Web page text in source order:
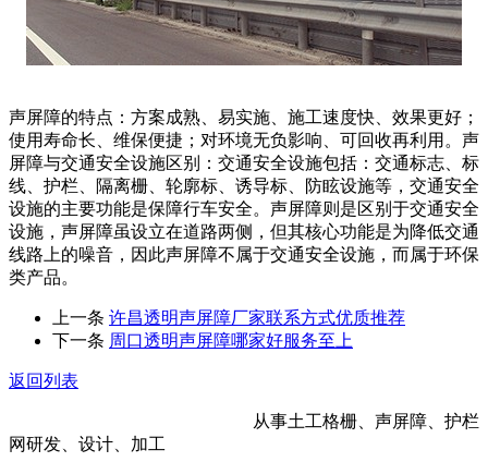
声屏障的特点：方案成熟、易实施、施工速度快、效果更好；
使用寿命长、维保便捷；对环境无负影响、可回收再利用。声
屏障与交通安全设施区别：交通安全设施包括：交通标志、标
线、护栏、隔离栅、轮廓标、诱导标、防眩设施等，交通安全
设施的主要功能是保障行车安全。声屏障则是区别于交通安全
设施，声屏障虽设立在道路两侧，但其核心功能是为降低交通
线路上的噪音，因此声屏障不属于交通安全设施，而属于环保
类产品。
上一条 许昌透明声屏障厂家联系方式优质推荐
下一条 周口透明声屏障哪家好服务至上
返回列表
从事土工格栅、声屏障、护栏
网研发、设计、加工